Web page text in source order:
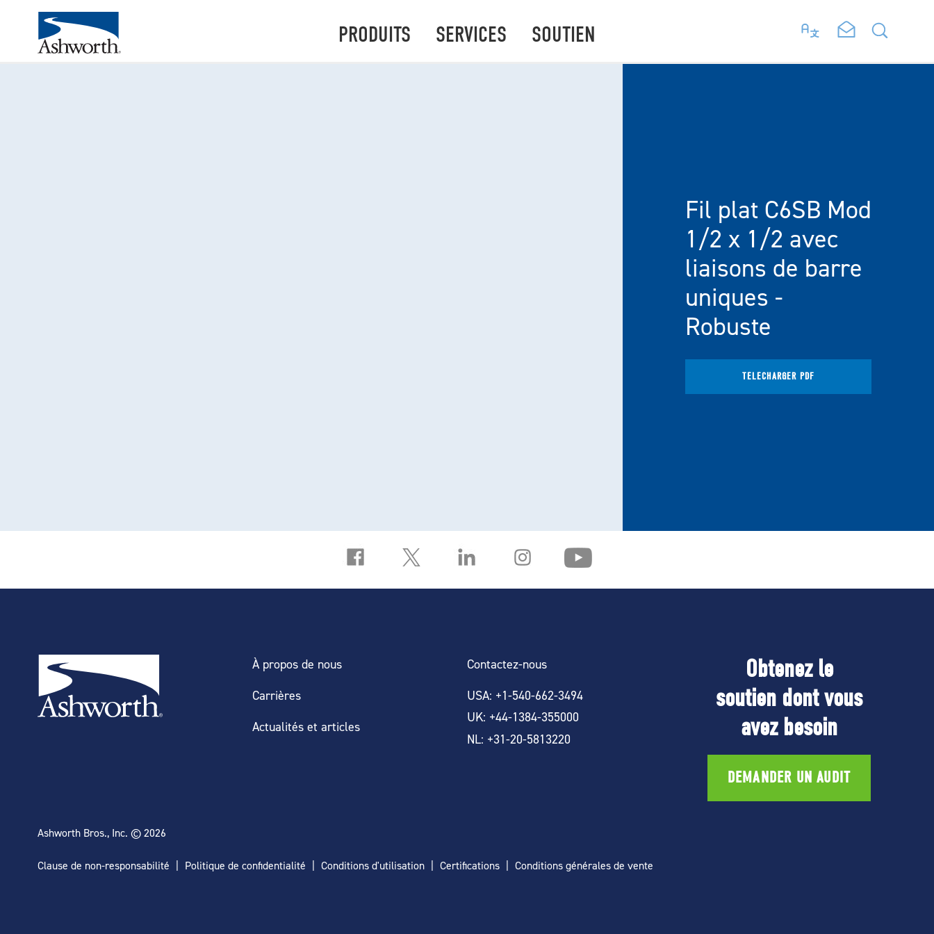
PRODUITS SERVICES SOUTIEN
Fil plat C6SB Mod
1/2 x 1/2 avec
liaisons de barre
uniques -
Robuste
TÉLÉCHARGER PDF
À propos de nous
Carrières
Actualités et articles
Contactez-nous
USA: +1-540-662-3494
UK: +44-1384-355000
NL: +31-20-5813220
Obtenez le
soutien dont vous
avez besoin
DEMANDER UN AUDIT
Ashworth Bros., Inc. © 2026
Clause de non-responsabilité Politique de confidentialité Conditions d'utilisation Certifications Conditions générales de vente